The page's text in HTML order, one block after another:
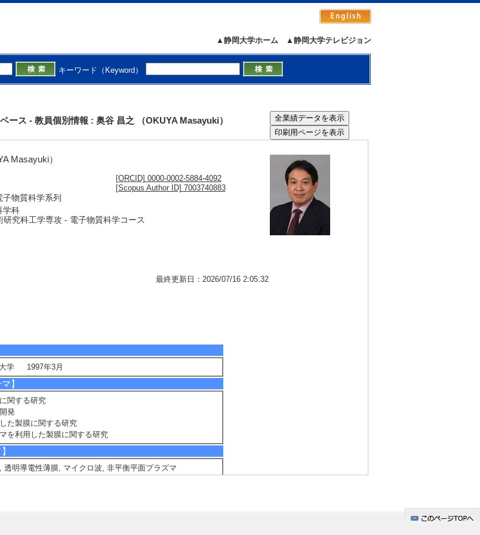
▲静岡大学テレビジョン
▲静岡大学ホーム
キーワード（Keyword）
ース - 教員個別情報 : 奥谷 昌之 （OKUYA Masayuki）
Masayuki）
[ORCID] 0000-0002-5884-4092
[Scopus Author ID] 7003740883
物質科学系列
学科
研究科工学専攻 - 電子物質科学コース
最終更新日：2026/07/16 2:05:32
学 1997年3月
】
関する研究
発
た製膜に関する研究
を利用した製膜に関する研究
透明導電性薄膜, マイクロ波, 非平衡平面プラズマ
協会